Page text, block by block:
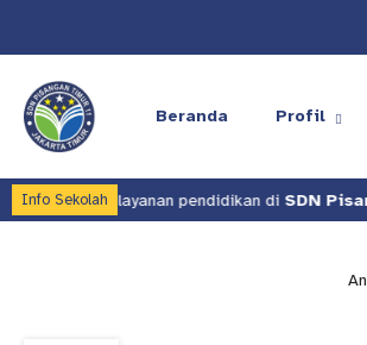
Beranda Profil
Info Sekolah
layanan pendidikan diSDN Pisangan